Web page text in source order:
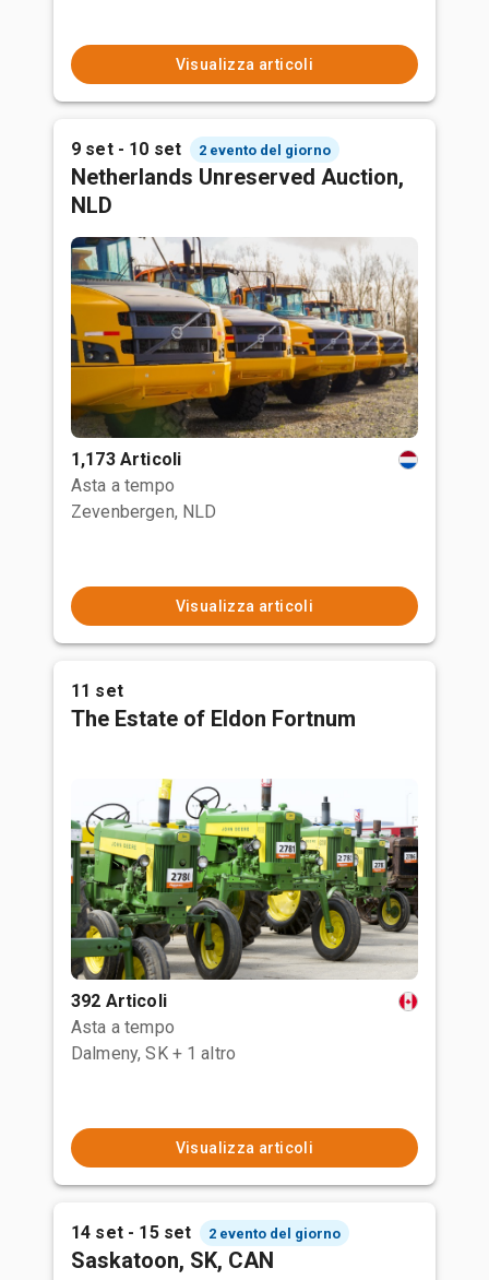
Visualizza articoli
9 set - 10 set 2 evento del giorno
Netherlands Unreserved Auction,
NLD
1,173 Articoli
Asta a tempo
Zevenbergen, NLD
Visualizza articoli
11 set
The Estate of Eldon Fortnum
392 Articoli
Asta a tempo
Dalmeny, SK + 1 altro
Visualizza articoli
14 set - 15 set 2 evento del giorno
Saskatoon, SK, CAN